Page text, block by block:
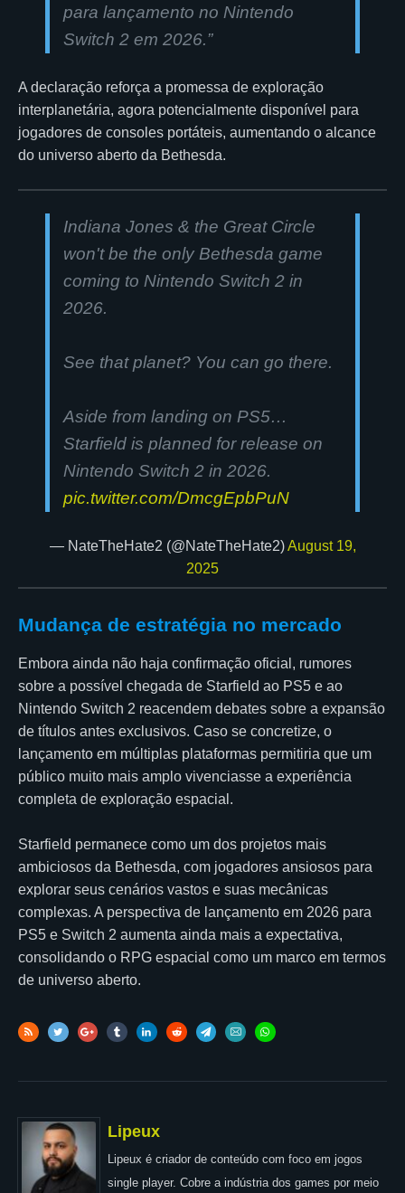
para lançamento no Nintendo
Switch 2 em 2026.”
A declaração reforça a promessa de exploração
interplanetária, agora potencialmente disponível para
jogadores de consoles portáteis, aumentando o alcance
do universo aberto da Bethesda.
Indiana Jones & the Great Circle
won't be the only Bethesda game
coming to Nintendo Switch 2 in
2026.
See that planet? You can go there.
Aside from landing on PS5…
Starfield is planned for release on
Nintendo Switch 2 in 2026.
pic.twitter.com/DmcgEpbPuN
— NateTheHate2 (@NateTheHate2)August 19,
2025
Mudança de estratégia no mercado
Embora ainda não haja confirmação oficial, rumores
sobre a possível chegada de Starfield ao PS5 e ao
Nintendo Switch 2 reacendem debates sobre a expansão
de títulos antes exclusivos. Caso se concretize, o
lançamento em múltiplas plataformas permitiria que um
público muito mais amplo vivenciasse a experiência
completa de exploração espacial.
Starfield permanece como um dos projetos mais
ambiciosos da Bethesda, com jogadores ansiosos para
explorar seus cenários vastos e suas mecânicas
complexas. A perspectiva de lançamento em 2026 para
PS5 e Switch 2 aumenta ainda mais a expectativa,
consolidando o RPG espacial como um marco em termos
de universo aberto.
Lipeux
Lipeux é criador de conteúdo com foco em jogos
single player. Cobre a indústria dos games por meio